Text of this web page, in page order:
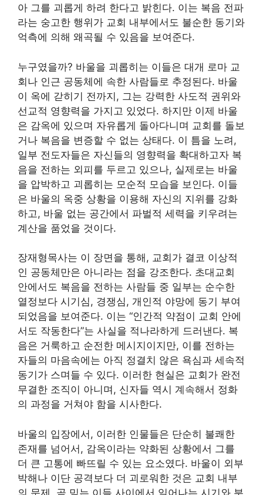
아 그를 괴롭게 하려 한다고 밝힌다. 이는 복음 전파
라는 숭고한 행위가 교회 내부에서도 불순한 동기와
억측에 의해 왜곡될 수 있음을 보여준다.
누구였을까? 바울을 괴롭히는 이들은 대개 로마 교
회나 인근 공동체에 속한 사람들로 추정된다. 바울
이 옥에 갇히기 전까지, 그는 강력한 사도적 권위와
선교적 영향력을 가지고 있었다. 하지만 이제 바울
은 감옥에 있으며 자유롭게 돌아다니며 교회를 돌보
거나 복음을 변증할 수 없는 상태다. 이 틈을 노려,
일부 전도자들은 자신들의 영향력을 확대하고자 복
음을 전하는 외피를 두르고 있으나, 실제로는 바울
을 압박하고 괴롭히는 모순적 모습을 보인다. 이들
은 바울의 옥중 상황을 이용해 자신의 지위를 강화
하고, 바울 없는 공간에서 파벌적 세력을 키우려는
계산을 품었을 것이다.
장재형목사는 이 장면을 통해, 교회가 결코 이상적
인 공동체만은 아니라는 점을 강조한다. 초대교회
안에서도 복음을 전하는 사람들 중 일부는 순수한
열정보다 시기심, 경쟁심, 개인적 야망에 동기 부여
되었음을 보여준다. 이는 “인간적 약점이 교회 안에
서도 작동한다”는 사실을 적나라하게 드러낸다. 복
음은 거룩하고 순전한 메시지이지만, 이를 전하는
자들의 마음속에는 아직 정결치 않은 욕심과 세속적
동기가 스며들 수 있다. 이러한 현실은 교회가 완전
무결한 조직이 아니며, 신자들 역시 계속해서 정화
의 과정을 거쳐야 함을 시사한다.
바울의 입장에서, 이러한 인물들은 단순히 불쾌한
존재를 넘어서, 감옥이라는 약화된 상황에서 그를
더 큰 고통에 빠뜨릴 수 있는 요소였다. 바울이 외부
박해나 이단 공격보다 더 괴로워한 것은 교회 내부
의 문제, 곧 믿는 이들 사이에서 일어나는 시기와 분